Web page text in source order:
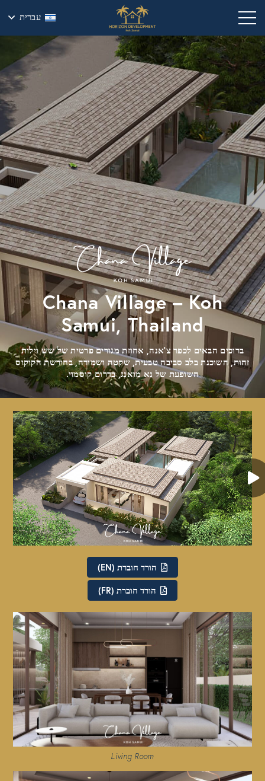
עברית
Chana Village – Koh
Samui, Thailand
ברוכים הבאים לכפר צ'אנה, אחוזת מגורים פרטית של שש וילות
זהות, השוכנת בלב סביבה טבעית, שקטה ושמורה, בחורשת הקוקוס
השופעת של נא מואנג, בדרום קוסמוי.
הורד חוברת (EN)
הורד חוברת (FR)
Living Room